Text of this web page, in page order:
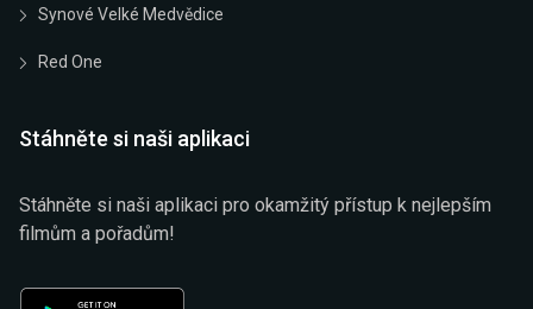
Synové Velké Medvědice
Red One
Stáhněte si naši aplikaci
Stáhněte si naši aplikaci pro okamžitý přístup k nejlepším
filmům a pořadům!